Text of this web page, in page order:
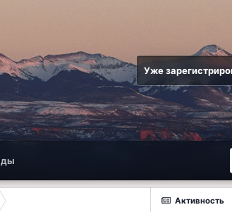
Уже
Активность